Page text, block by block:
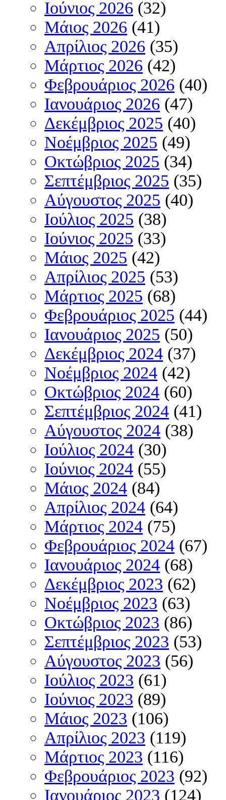
Ιούνιος 2026 (32)
Μάιος 2026 (41)
Απρίλιος 2026 (35)
Μάρτιος 2026 (42)
Φεβρουάριος 2026 (40)
Ιανουάριος 2026 (47)
Δεκέμβριος 2025 (40)
Νοέμβριος 2025 (49)
Οκτώβριος 2025 (34)
Σεπτέμβριος 2025 (35)
Αύγουστος 2025 (40)
Ιούλιος 2025 (38)
Ιούνιος 2025 (33)
Μάιος 2025 (42)
Απρίλιος 2025 (53)
Μάρτιος 2025 (68)
Φεβρουάριος 2025 (44)
Ιανουάριος 2025 (50)
Δεκέμβριος 2024 (37)
Νοέμβριος 2024 (42)
Οκτώβριος 2024 (60)
Σεπτέμβριος 2024 (41)
Αύγουστος 2024 (38)
Ιούλιος 2024 (30)
Ιούνιος 2024 (55)
Μάιος 2024 (84)
Απρίλιος 2024 (64)
Μάρτιος 2024 (75)
Φεβρουάριος 2024 (67)
Ιανουάριος 2024 (68)
Δεκέμβριος 2023 (62)
Νοέμβριος 2023 (63)
Οκτώβριος 2023 (86)
Σεπτέμβριος 2023 (53)
Αύγουστος 2023 (56)
Ιούλιος 2023 (61)
Ιούνιος 2023 (89)
Μάιος 2023 (106)
Απρίλιος 2023 (119)
Μάρτιος 2023 (116)
Φεβρουάριος 2023 (92)
Ιανουάριος 2023 (124)